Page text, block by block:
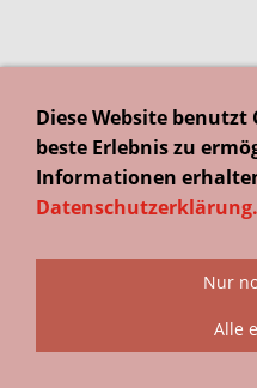
Diese Website benutzt
beste Erlebnis zu
Informationen
Datenschutzerklärung.
Nur
Alle